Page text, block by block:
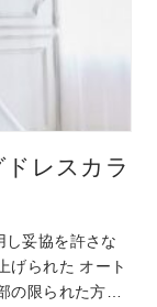
レスカラ
妥協を許さな
げられた オート
の限られた方が